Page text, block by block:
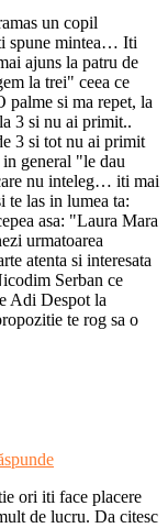
un copil
spune mintea… Iti
ajuns la patru de
la trei" ceea ce
palme si ma repet, la
3 si nu ai primit..
3 si tot nu ai primit
general "le dau
nu inteleg… iti mai
te las in lumea ta:
asa: "Laura Mara
urmatoarea
atenta si interesata
Serban ce
Adi Despot la
te rog sa o
ori iti face placere
de lucru. Da citesc